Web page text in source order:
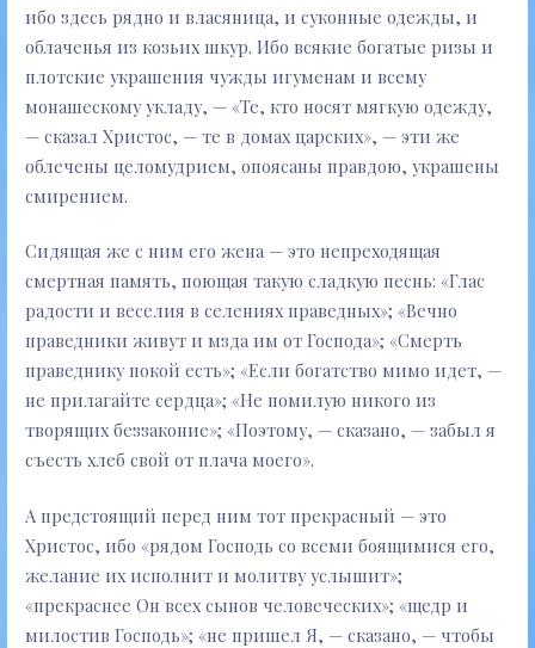
ибо здесь рядно и власяница, и суконные одежды, и
облаченья из козьих шкур. Ибо всякие богатые ризы и
плотские украшения чужды игуменам и всему
монашескому укладу, — «Те, кто носят мягкую одежду,
— сказал Христос, — те в домах царских», — эти же
облечены целомудрием, опоясаны правдою, украшены
смирением.
Сидящая же с ним его жена — это непреходящая
смертная память, поющая такую сладкую песнь: «Глас
радости и веселия в селениях праведных»; «Вечно
праведники живут и мзда им от Господа»; «Смерть
праведнику покой есть»; «Если богатство мимо идет, —
не прилагайте сердца»; «Не помилую никого из
творящих беззаконие»; «Поэтому, — сказано, — забыл я
съесть хлеб свой от плача моего».
А предстоящий перед ним тот прекрасный — это
Христос, ибо «рядом Господь со всеми боящимися его,
желание их исполнит и молитву услышит»;
«прекраснее Он всех сынов человеческих»; «щедр и
милостив Господь»; «не пришел Я, — сказано, — чтобы